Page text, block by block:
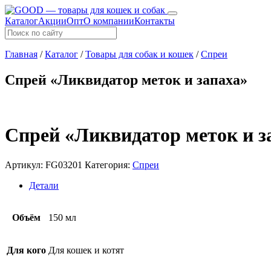
КаталогАкцииОптО компанииКонтакты
Главная /Каталог /Товары для собак и кошек /Спреи
Спрей «Ликвидатор меток и запаха»
Спрей «Ликвидатор меток и
Артикул: FG03201 Категория: Спреи
Детали
Объём 150 мл
Для кого Для кошек и котят